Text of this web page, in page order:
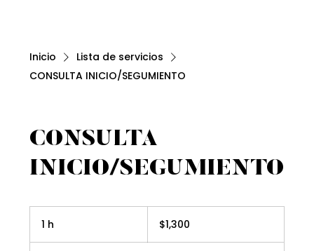
Inicio
Lista de servicios
CONSULTA INICIO/SEGUMIENTO
CONSULTA
INICIO/SEGUMIENTO
1 h
mexicanos
$1,300